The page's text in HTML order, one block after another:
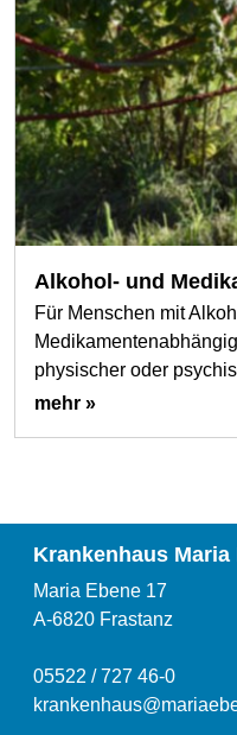
Alkohol- und
Für Menschen mit
physischer oder
mehr »
Krankenhaus Maria
Maria Ebene 17
A-6820 Frastanz
05522 / 727 46-0